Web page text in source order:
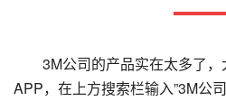
3M公司的产品实在太多了
APP，在上方搜索栏输入”3M公